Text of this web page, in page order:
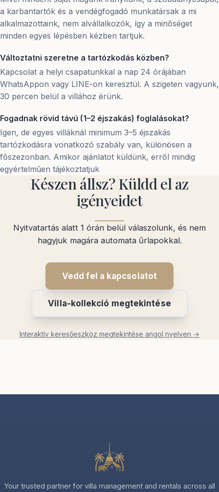
a karbantartók és a vendégfogadó munkatársak a mi
alkalmazottaink, nem alvállalkozók, így a minőséget
minden egyes lépésben kézben tartjuk.
Változtatni szeretne a tartózkodás közben?
Kapcsolat a helyi csapatunkkal a nap 24 órájában
WhatsAppon vagy LINE-on keresztül. A szigeten vagyunk,
30 percen belül a villához érünk.
Fogadnak rövid távú (1–2 éjszakás) foglalásokat?
Igen, de egyes villáknál minimum 3–5 éjszakás
tartózkodásra vonatkozó szabály van, különösen a
főszezonban. Amikor ajánlatot küldünk, erről mindig
egyértelműen tájékoztatjuk
Készen állsz? Küldd el az
igényeidet
Nyitvatartás alatt 1 órán belül válaszolunk, és nem
hagyjuk magára automata űrlapokkal.
Vedd fel a kapcsolatot
Villa-kollekció megtekintése
Interaktív keresőeszköz megtekintése angol nyelven →
Your trusted partner for villa management and rentals across all